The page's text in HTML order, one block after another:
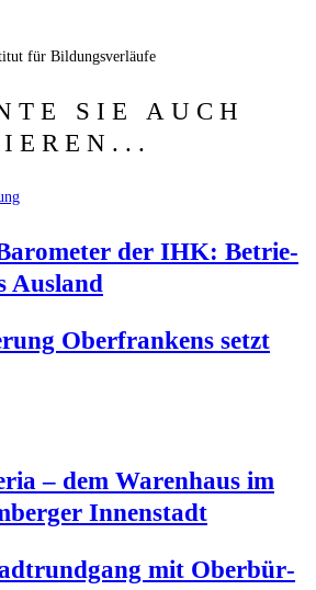
für Bildungsverläufe
SIE AUCH
der IHK: Betrie­
Ausland
Ober­fran­kens setzt
– dem Waren­haus im
Innenstadt
mit Ober­bür­